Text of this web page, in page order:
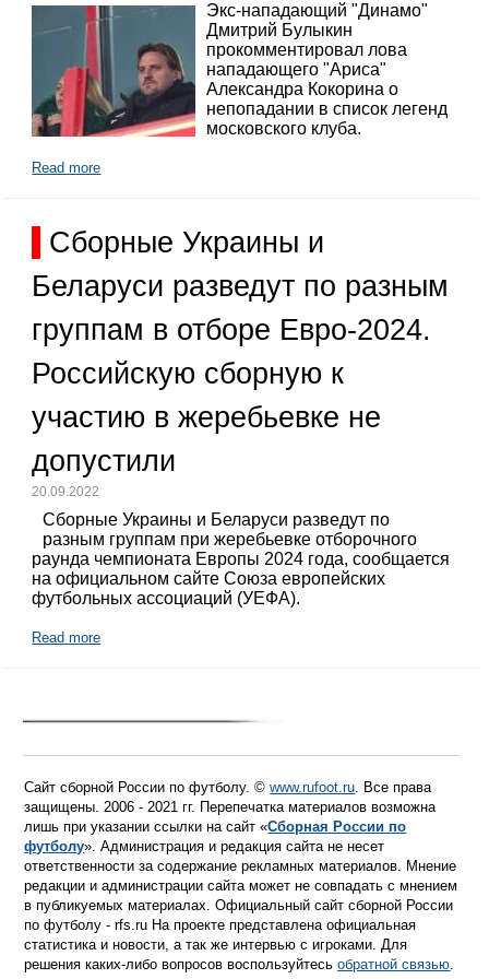
Экс-нападающий "Динамо"
Дмитрий Булыкин
прокомментировал лова
нападающего "Ариса"
Александра Кокорина о
непопадании в список легенд
московского клуба.
Read more
Сборные Украины и
Беларуси разведут по разным
группам в отборе Евро-2024.
Российскую сборную к
участию в жеребьевке не
допустили
20.09.2022
Сборные Украины и Беларуси разведут по
разным группам при жеребьевке отборочного
раунда чемпионата Европы 2024 года, сообщается
на официальном сайте Союза европейских
футбольных ассоциаций (УЕФА).
Read more
Сайт сборной России по футболу. ©www.rufoot.ru. Все права
защищены. 2006 - 2021 гг. Перепечатка материалов возможна
лишь при указании ссылки на сайт «Сборная России по
футболу». Администрация и редакция сайта не несет
ответственности за содержание рекламных материалов. Мнение
редакции и администрации сайта может не совпадать с мнением
в публикуемых материалах. Официальный сайт сборной России
по футболу - rfs.ru На проекте представлена официальная
статистика и новости, а так же интервью с игроками. Для
решения каких-либо вопросов воспользуйтесьобратной связью.